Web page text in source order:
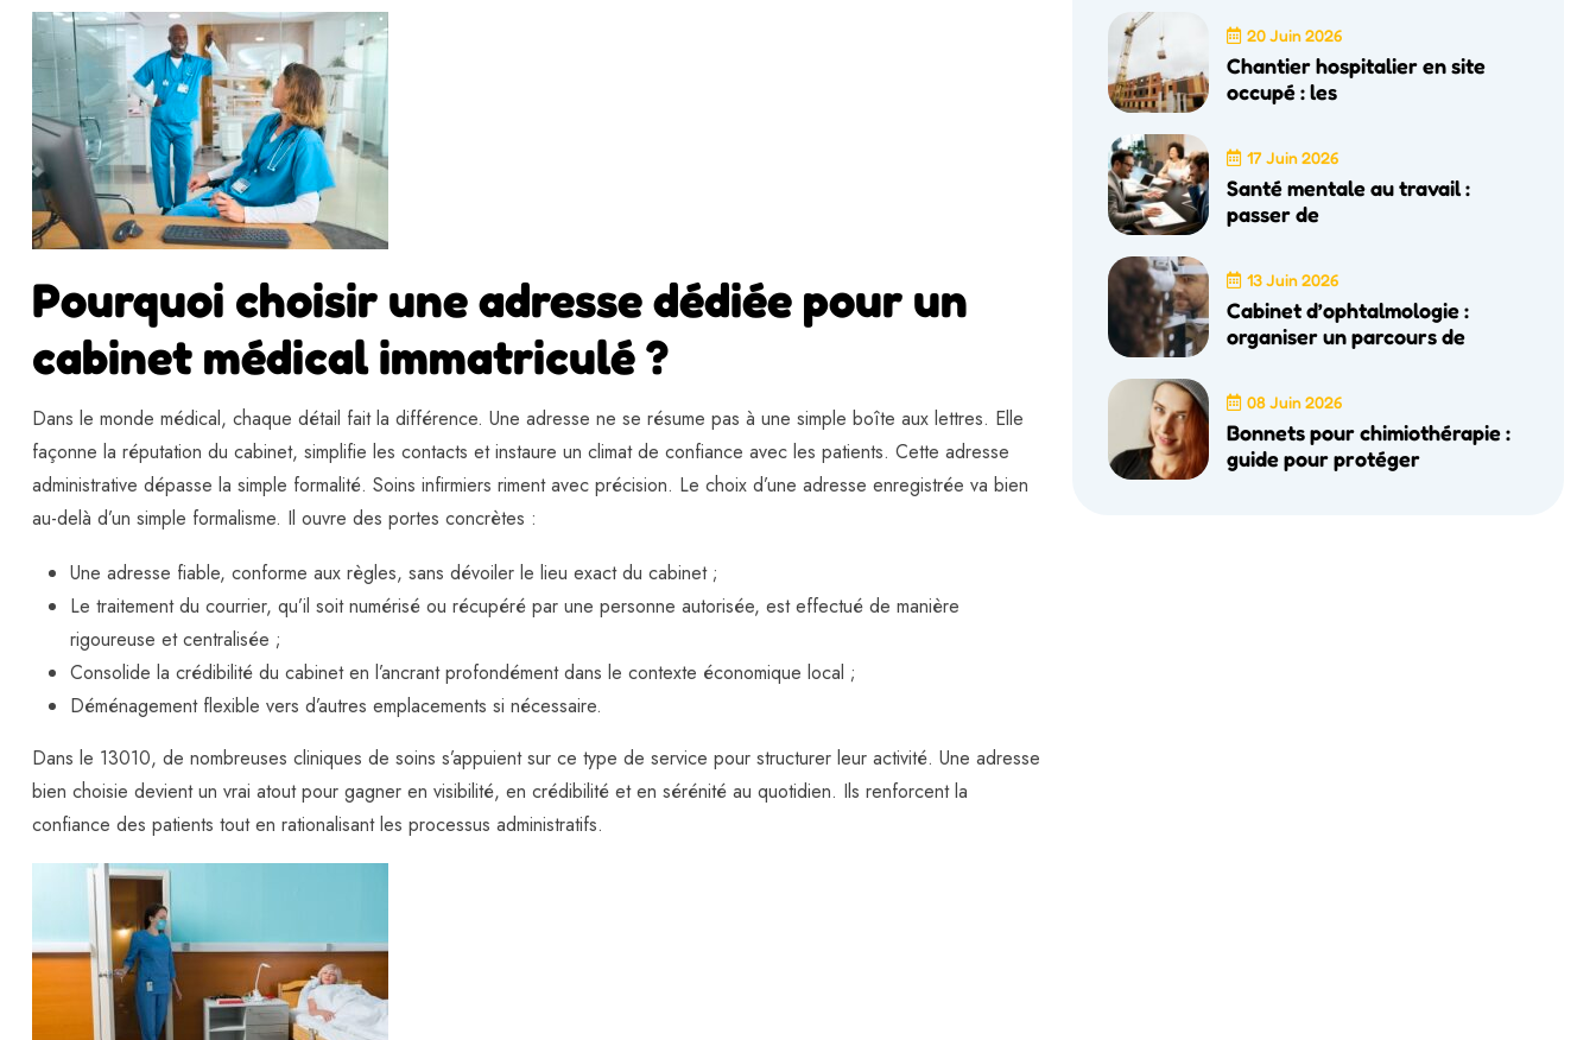
Pourquoi choisir une adresse dédiée pour un
cabinet médical immatriculé ?
Dans le monde médical, chaque détail fait la différence. Une adresse ne se résume pas à une simple boîte aux lettres. Elle
façonne la réputation du cabinet, simplifie les contacts et instaure un climat de confiance avec les patients. Cette adresse
administrative dépasse la simple formalité. Soins infirmiers riment avec précision. Le choix d’une adresse enregistrée va bien
au-delà d’un simple formalisme. Il ouvre des portes concrètes :
Une adresse fiable, conforme aux règles, sans dévoiler le lieu exact du cabinet ;
Le traitement du courrier, qu’il soit numérisé ou récupéré par une personne autorisée, est effectué de manière
rigoureuse et centralisée ;
Consolide la crédibilité du cabinet en l’ancrant profondément dans le contexte économique local ;
Déménagement flexible vers d’autres emplacements si nécessaire.
Dans le 13010, de nombreuses cliniques de soins s’appuient sur ce type de service pour structurer leur activité. Une adresse
bien choisie devient un vrai atout pour gagner en visibilité, en crédibilité et en sérénité au quotidien. Ils renforcent la
confiance des patients tout en rationalisant les processus administratifs.
20 Juin 2026
Chantier hospitalier en site
occupé : les
17 Juin 2026
Santé mentale au travail :
passer de
13 Juin 2026
Cabinet d’ophtalmologie :
organiser un parcours de
08 Juin 2026
Bonnets pour chimiothérapie :
guide pour protéger